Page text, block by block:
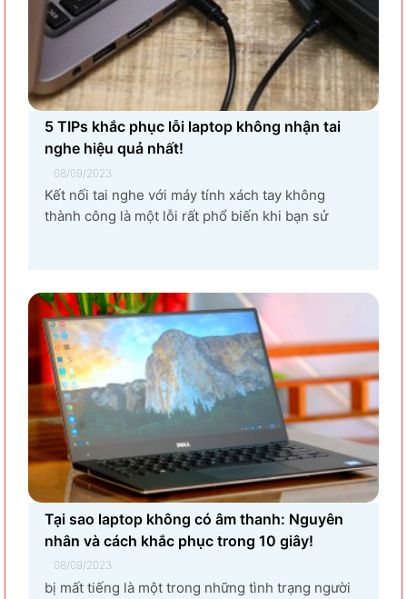
5 TIPs khắc phục lỗi laptop không nhận tai
nghe hiệu quả nhất!
08/09/2023
Kết nối tai nghe với máy tính xách tay không
thành công là một lỗi rất phổ biến khi bạn sử
Tại sao laptop không có âm thanh: Nguyên
nhân và cách khắc phục trong 10 giây!
08/09/2023
bị mất tiếng là một trong những tình trạng người